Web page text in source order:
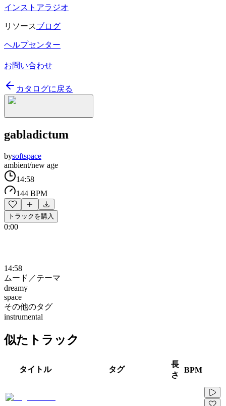
インストアラジオ
リソースブログ
ヘルプセンター
お問い合わせ
カタログに戻る
gabladictum
bysoftspace
ambient/new age
14:58
144 BPM
トラックを購入
0:00
14:58
ムード／テーマ
dreamy
space
その他のタグ
instrumental
似たトラック
タイトル タグ
長
さ
BPM